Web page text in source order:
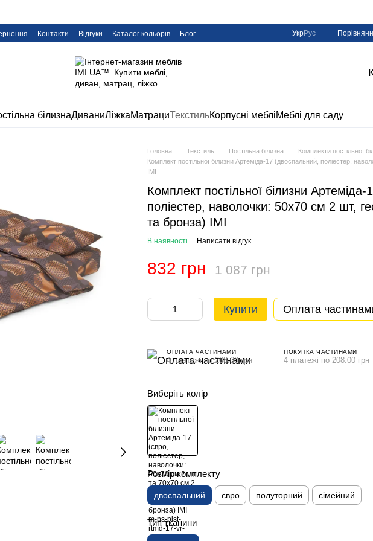
Контакти Відгуки Каталог кольорів Блог УкрРус
білизнаДиваниЛіжкаМатрациТекстильКорпусні мебліМеблі для саду
Головна Текстиль Постільна білизна
Комплекти постільної
Комплект постільної білизни Артеміда-17 (двоспальний, поліестер,
IMI
Комплект постільної білизни
поліестер, наволочки: 50х70 см 2 шт,
та бронза) IMI
В наявності Написати відгук
832 грн 1 087 грн
Купити Оплата
ОПЛАТА ЧАСТИНАМИ
4 платежі по 208.00 грн
ПОКУПКА ЧАСТИНАМИ
4 платежі по 208.00 грн
Виберіть колір
Розмір комплекту
двоспальний євро полуторний сімейний
Тип тканини